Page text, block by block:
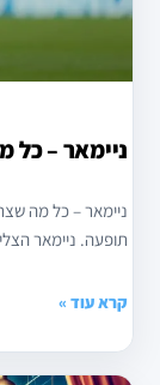
ניימאר – כל
ניימאר – כל מה
תופעה. ניימאר
קרא עוד »